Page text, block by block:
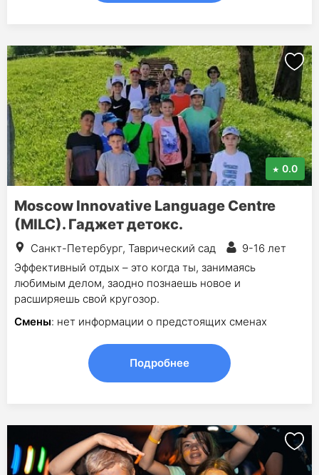
0.0
Moscow Innovative Language Centre
(MILC). Гаджет детокс.
Санкт-Петербург, Таврический сад
9-16 лет
Эффективный отдых – это когда ты, занимаясь
любимым делом, заодно познаешь новое и
расширяешь свой кругозор.
Смены: нет информации о предстоящих сменах
Подробнее